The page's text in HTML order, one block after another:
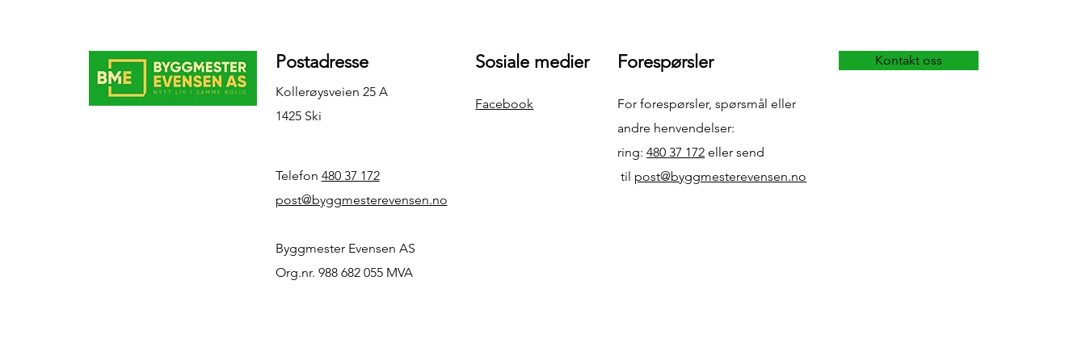
Postadresse
Kollerøysveien 25 A
1425 Ski
Telefon 480 37 172‬
post@byggmesterevensen.no
Byggmester Evensen AS
Org.nr. 988 682 055 MVA
Sosiale medier
Facebook
Forespørsler
For forespørsler, spørsmål eller
andre henvendelser:
ring:480 37 172 ‬ eller send
til post@byggmesterevensen.no
Kontakt oss